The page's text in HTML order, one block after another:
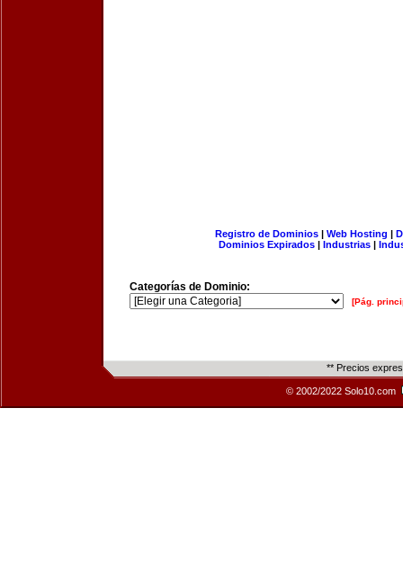
Registro de Dominios| Web Hosting |
Dominios Expirados | Industrias |
Categorías de Dominio:
[Pág.
** Precios
© 2002/2022 Solo10.com